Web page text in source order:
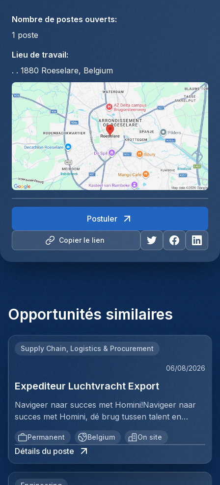
Nombre de postes ouverts:
1 poste
Lieu de travail:
. . 1880 Roeselare, Belgium
Copier le lien
Postuler
Opportunités similaires
Supply Chain, Logistics & Procurement
06/08/2026
Expediteur Luchtvracht Export
Navigeer naar succes met Homini!Navigeer naar
succes met Homini, dé brug tussen talent en
uitmuntende opportuniteiten binnen de
arbeidsmarkt. Als voorloper in wervingsdiensten,
matchen we toptalent met topbedrijven in diverse
sectoren. Met onze expertise en toewijding streven
Permanent Belgium On site
Détails du poste